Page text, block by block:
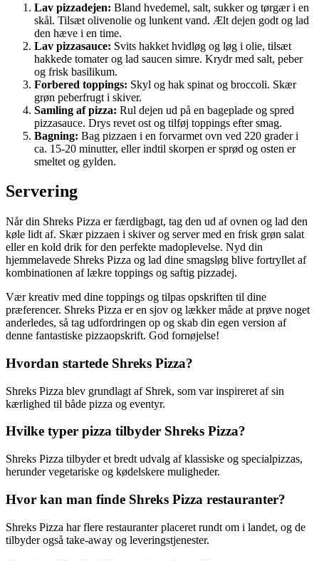
Lav pizzadejen: Bland hvedemel, salt, sukker og tørgær i en
skål. Tilsæt olivenolie og lunkent vand. Ælt dejen godt og lad
den hæve i en time.
Lav pizzasauce: Svits hakket hvidløg og løg i olie, tilsæt
hakkede tomater og lad saucen simre. Krydr med salt, peber
og frisk basilikum.
Forbered toppings: Skyl og hak spinat og broccoli. Skær
grøn peberfrugt i skiver.
Samling af pizza: Rul dejen ud på en bageplade og spred
pizzasauce. Drys revet ost og tilføj toppings efter smag.
Bagning: Bag pizzaen i en forvarmet ovn ved 220 grader i
ca. 15-20 minutter, eller indtil skorpen er sprød og osten er
smeltet og gylden.
Servering
Når din Shreks Pizza er færdigbagt, tag den ud af ovnen og lad den
køle lidt af. Skær pizzaen i skiver og server med en frisk grøn salat
eller en kold drik for den perfekte madoplevelse. Nyd din
hjemmelavede Shreks Pizza og lad dine smagsløg blive fortryllet af
kombinationen af lækre toppings og saftig pizzadej.
Vær kreativ med dine toppings og tilpas opskriften til dine
præferencer. Shreks Pizza er en sjov og lækker måde at prøve noget
anderledes, så tag udfordringen op og skab din egen version af
denne fantastiske pizzaopskrift. God fornøjelse!
Hvordan startede Shreks Pizza?
Shreks Pizza blev grundlagt af Shrek, som var inspireret af sin
kærlighed til både pizza og eventyr.
Hvilke typer pizza tilbyder Shreks Pizza?
Shreks Pizza tilbyder et bredt udvalg af klassiske og specialpizzas,
herunder vegetariske og kødelskere muligheder.
Hvor kan man finde Shreks Pizza restauranter?
Shreks Pizza har flere restauranter placeret rundt om i landet, og de
tilbyder også take-away og leveringstjenester.